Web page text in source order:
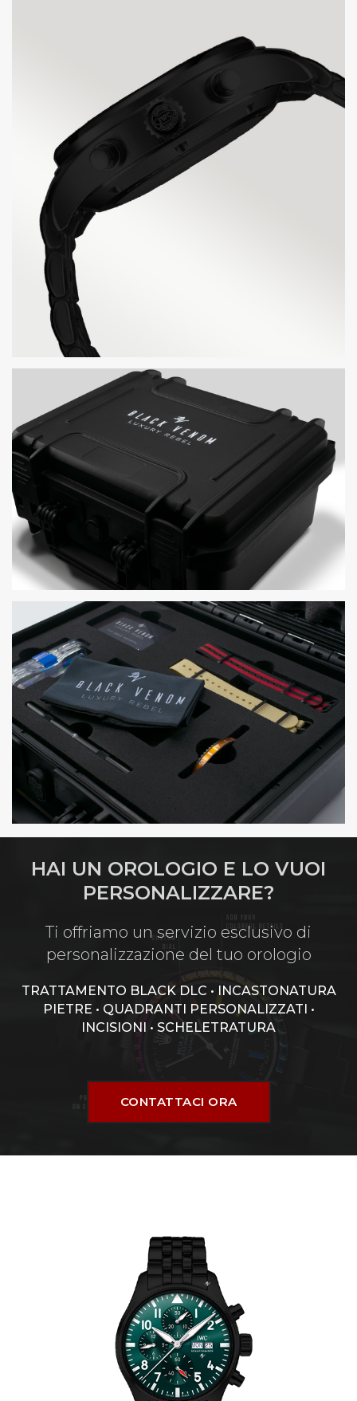
HAI UN OROLOGIO E LO VUOI
PERSONALIZZARE?
Ti offriamo un servizio esclusivo di
personalizzazione del tuo orologio
TRATTAMENTO BLACK DLC • INCASTONATURA
PIETRE • QUADRANTI PERSONALIZZATI •
INCISIONI • SCHELETRATURA
CONTATTACI ORA